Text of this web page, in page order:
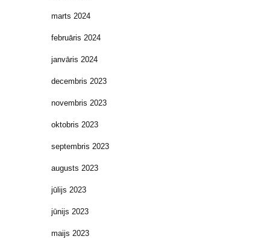
marts 2024
februāris 2024
janvāris 2024
decembris 2023
novembris 2023
oktobris 2023
septembris 2023
augusts 2023
jūlijs 2023
jūnijs 2023
maijs 2023